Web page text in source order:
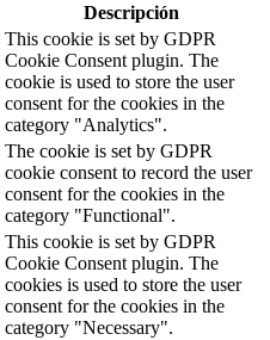
Descripción
This cookie is set by GDPR
Cookie Consent plugin. The
cookie is used to store the user
consent for the cookies in the
category "Analytics".
The cookie is set by GDPR
cookie consent to record the user
consent for the cookies in the
category "Functional".
This cookie is set by GDPR
Cookie Consent plugin. The
cookies is used to store the user
consent for the cookies in the
category "Necessary".